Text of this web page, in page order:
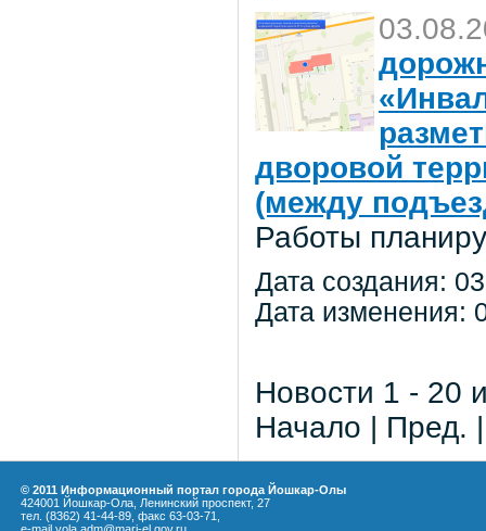
дворовой
(между
Работы
Дата создания:
Дата изменения:
Новости 1 - 20
Начало | Пред.
© 2011 Информационный портал города Йошкар-Олы
424001 Йошкар-Ола, Ленинский проспект, 27
тел. (8362) 41-44-89, факс 63-03-71,